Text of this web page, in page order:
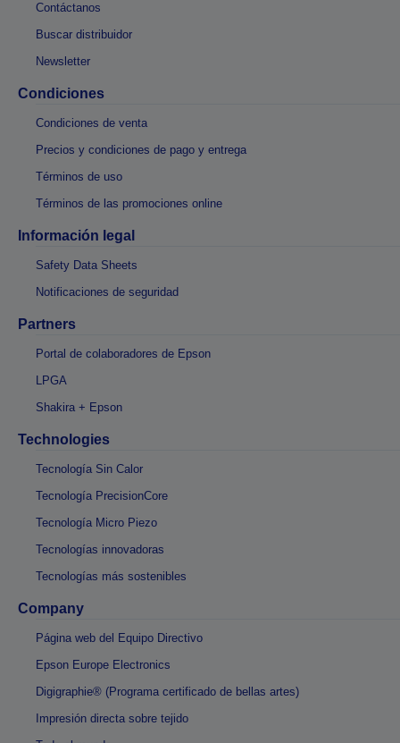
Contáctanos
Buscar distribuidor
Newsletter
Condiciones
Condiciones de venta
Precios y condiciones de pago y entrega
Términos de uso
Términos de las promociones online
Información legal
Safety Data Sheets
Notificaciones de seguridad
Partners
Portal de colaboradores de Epson
LPGA
Shakira + Epson
Technologies
Tecnología Sin Calor
Tecnología PrecisionCore
Tecnología Micro Piezo
Tecnologías innovadoras
Tecnologías más sostenibles
Company
Página web del Equipo Directivo
Epson Europe Electronics
Digigraphie® (Programa certificado de bellas artes)
Impresión directa sobre tejido